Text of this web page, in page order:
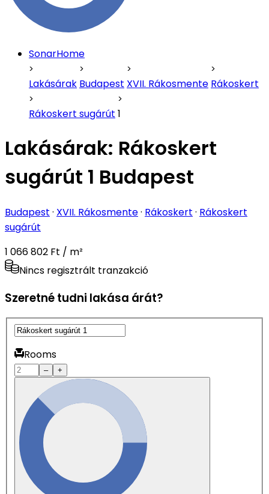
SonarHome
Lakásárak Budapest XVII. Rákosmente Rákoskert
Rákoskert sugárút 1
Lakásárak: Rákoskert
sugárút 1 Budapest
Budapest · XVII. Rákosmente· Rákoskert · Rákoskert
sugárút
1 066 802 Ft / m²
Nincs regisztrált tranzakció
Szeretné tudni lakása árát?
Rooms
– +